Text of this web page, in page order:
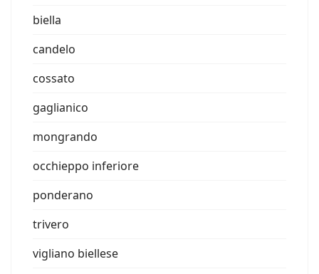
biella
candelo
cossato
gaglianico
mongrando
occhieppo inferiore
ponderano
trivero
vigliano biellese